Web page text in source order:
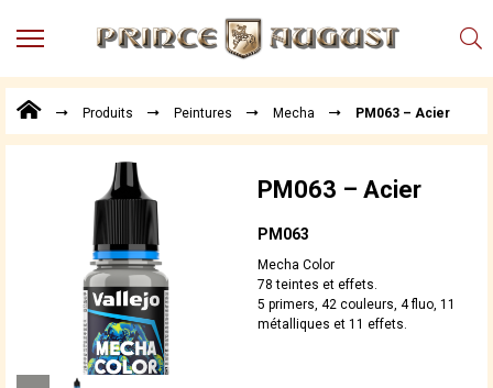
MENU
Points
de
Actualités
Téléchargements
Techniques,
trucs et
astuces
Vidéos
Produits Peintures Mecha PM063 – Acier
PM063 – Acier
PM063
Mecha Color
78 teintes et effets.
5 primers, 42 couleurs, 4 fluo, 11
métalliques et 11 effets.